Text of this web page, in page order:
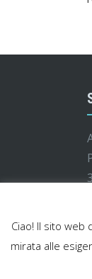
Ciao! Il sito
mirata alle